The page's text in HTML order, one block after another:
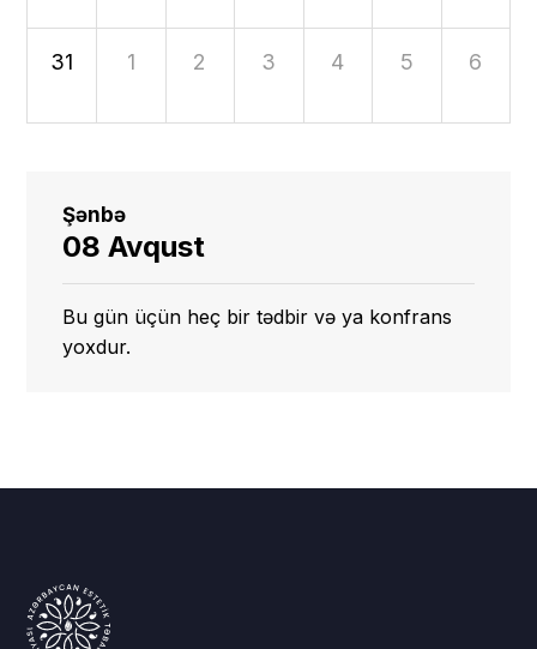
31 1 2 3 4 5 6
Şənbə
08 Avqust
Bu gün üçün heç bir tədbir və ya konfrans
yoxdur.